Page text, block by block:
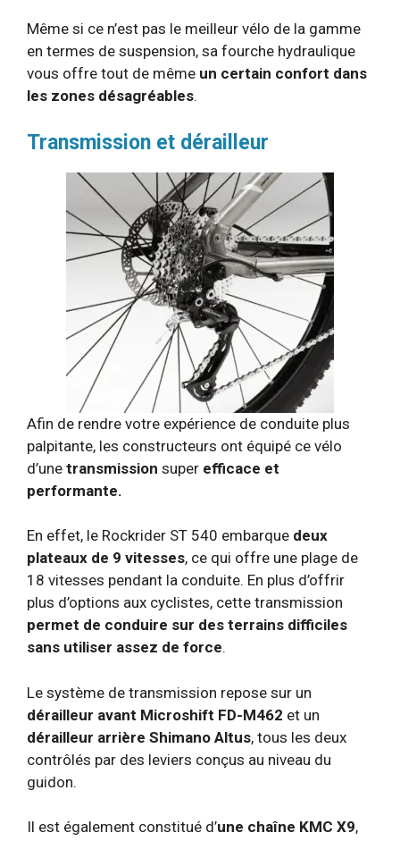
Même si ce n’est pas le meilleur vélo de la gamme
en termes de suspension, sa fourche hydraulique
vous offre tout de même un certain confort dans
les zones désagréables.
Transmission et dérailleur
Afin de rendre votre expérience de conduite plus
palpitante, les constructeurs ont équipé ce vélo
d’une transmission super efficace et
performante.
En effet, le Rockrider ST 540 embarque deux
plateaux de 9 vitesses, ce qui offre une plage de
18 vitesses pendant la conduite. En plus d’offrir
plus d’options aux cyclistes, cette transmission
permet de conduire sur des terrains difficiles
sans utiliser assez de force.
Le système de transmission repose sur un
dérailleur avant Microshift FD-M462 et un
dérailleur arrière Shimano Altus, tous les deux
contrôlés par des leviers conçus au niveau du
guidon.
Il est également constitué d’une chaîne KMC X9,